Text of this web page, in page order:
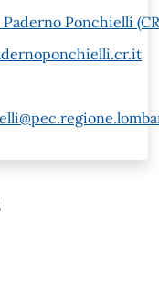
Ponchielli